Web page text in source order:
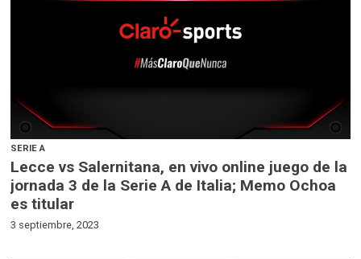
SERIE A
Lecce vs Salernitana, en vivo online juego de la
jornada 3 de la Serie A de Italia; Memo Ochoa
es titular
3 septiembre, 2023